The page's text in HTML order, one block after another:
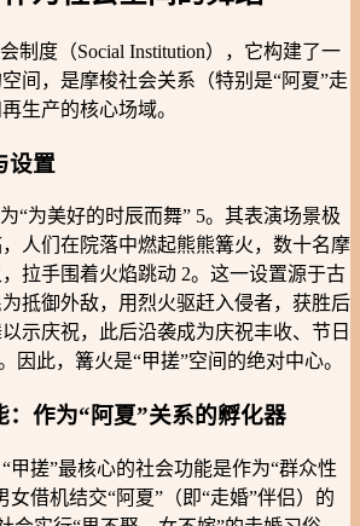
制度（Social Institution），它构建了一
间，是摩梭社会关系（特别是“阿夏”走
生产的核心场域。
设置
“为美好的时辰而舞” 5。其表演场景极
人们在院落中燃起熊熊篝火，数十名摩
拉手围着火焰跳动 2。这一设置源于古
抵御外敌，用烈火驱赶入侵者，获胜后
示庆祝，此后沿袭成为庆祝丰收、节日
因此，篝火是“甲搓”空间的绝对中心。
：作为“阿夏”关系的孵化器
甲搓”最核心的社会功能是作为“群众性
女借机结交“阿夏”（即“走婚”伴侣）的